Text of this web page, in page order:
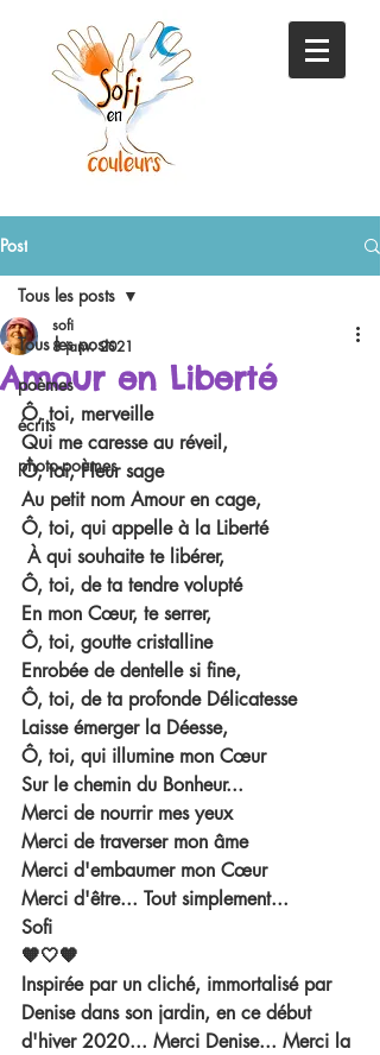
Post
Tous les posts
poèmes
écrits
photo-poèmes
Tous les posts
Amour en Liberté
sofi
8 janv. 2021
Ô, toi, merveille
Qui me caresse au réveil,
Ô, toi, Fleur sage
Au petit nom Amour en cage,
Ô, toi, qui appelle à la Liberté
À qui souhaite te libérer,
Ô, toi, de ta tendre volupté
En mon Cœur, te serrer,
Ô, toi, goutte cristalline
Enrobée de dentelle si fine,
Ô, toi, de ta profonde Délicatesse
Laisse émerger la Déesse,
Ô, toi, qui illumine mon Cœur
Sur le chemin du Bonheur...
Merci de nourrir mes yeux
Merci de traverser mon âme
Merci d'embaumer mon Cœur
Merci d'être... Tout simplement...
Sofi
🧡🤍🧡
Inspirée par un cliché, immortalisé par
Denise dans son jardin, en ce début
d'hiver 2020... Merci Denise... Merci la